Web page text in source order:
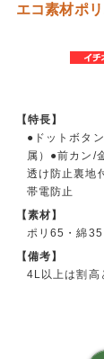
エコ素材ポ
【特長】
●ドットボタ
属）●前カン/
透け防止裏地
帯電防止
【素材】
ポリ65・綿35
【備考】
4L以上は割高